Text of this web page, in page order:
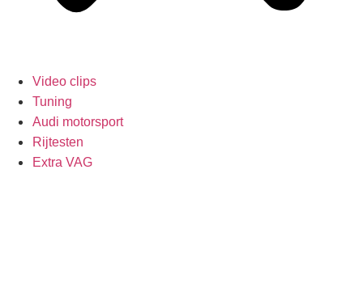
Video clips
Tuning
Audi motorsport
Rijtesten
Extra VAG